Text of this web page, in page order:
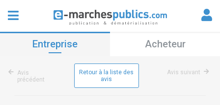
Entreprise Acheteur
Avis
précédent
Retour à la liste des
avis
Avis suivant